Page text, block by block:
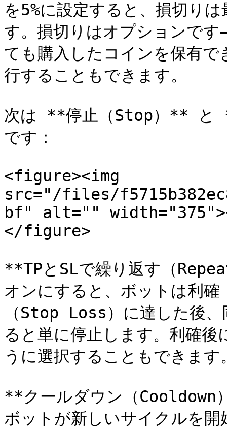
を5%に設定すると、損切り
す。損切りはオプションで
ても購入したコインを保有
行することもできます。
次は **停止（Stop）** と
です：
<figure><img
src="/files/
bf" alt=""
</figure>
**TPとSLで繰り返す（
オンにすると、ボットは利
（Stop Loss）に達した後
ると単に停止します。利確
うに選択することもできます
**クールダウン（
ボットが新しいサイクルを